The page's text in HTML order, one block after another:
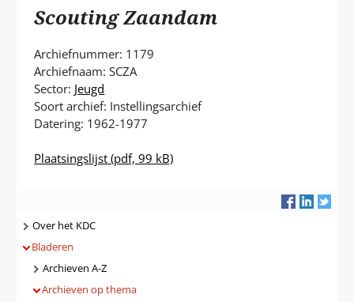
P
Scouting Zaandam
Archiefnummer: 1179
Archiefnaam: SCZA
Sector: Jeugd
Soort archief: Instellingsarchief
Datering: 1962-1977
Plaatsingslijst (pdf, 99 kB)
Navigatie
Over het KDC
Bladeren
Archieven A-Z
Archieven op thema